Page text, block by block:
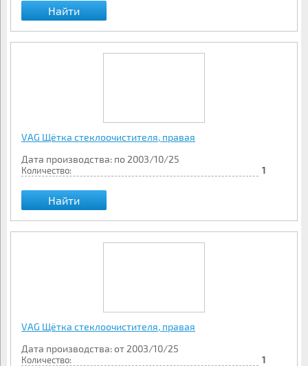
Найти
VAG Щётка стеклоочистителя, правая
Дата производства: по 2003/10/25
Количество: 1
Найти
VAG Щётка стеклоочистителя, правая
Дата производства: от 2003/10/25
Количество: 1